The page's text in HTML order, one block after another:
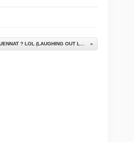
FAIRE UN BILAN DU PRECEDENT QUINQUENNAT ? LOL (LAUGHING OUT LOUD) !!!